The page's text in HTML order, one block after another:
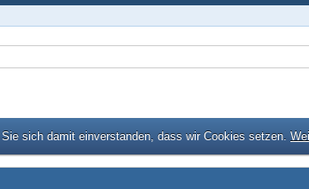
sich damit einverstanden, dass wir Cookies setzen.